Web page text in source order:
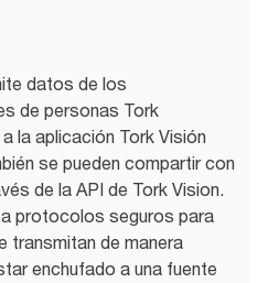
datos de los
de personas Tork
la aplicación Tork Visión
se pueden compartir con
de la API de Tork Vision.
protocolos seguros para
transmitan de manera
enchufado a una fuente